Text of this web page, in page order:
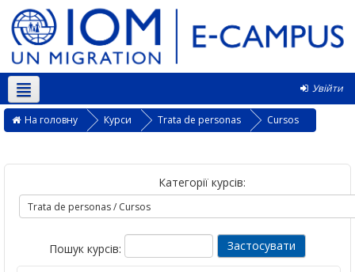
Увійти
Українська ‎(uk)‎
На головну Курси Trata de personas Cursos
Категорії курсів:
Пошук курсів: